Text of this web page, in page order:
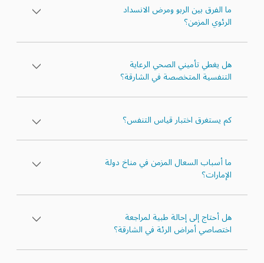
ما الفرق بين الربو ومرض الانسداد
الرئوي المزمن؟
هل يغطي تأميني الصحي الرعاية
التنفسية المتخصصة في الشارقة؟
كم يستغرق اختبار قياس التنفس؟
ما أسباب السعال المزمن في مناخ دولة
الإمارات؟
هل أحتاج إلى إحالة طبية لمراجعة
اختصاصي أمراض الرئة في الشارقة؟